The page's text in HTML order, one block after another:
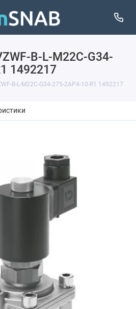
B-L-M22C-G34-
1492217
B-L-M22C-G34-275-2AP4-10-R1 1492217